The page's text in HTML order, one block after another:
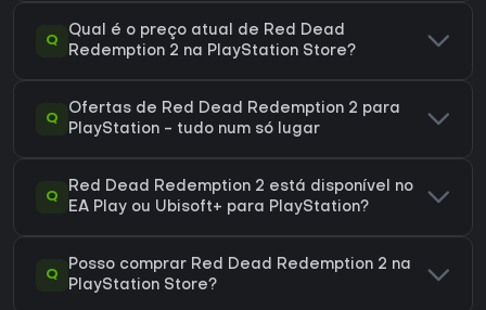
Q
Qual é o preço atual de Red Dead
Redemption 2 na PlayStation Store?
Q
Ofertas de Red Dead Redemption 2 para
PlayStation - tudo num só lugar
Q
Red Dead Redemption 2 está disponível no
EA Play ou Ubisoft+ para PlayStation?
Q
Posso comprar Red Dead Redemption 2 na
PlayStation Store?